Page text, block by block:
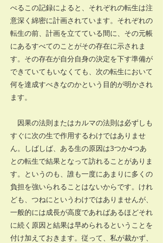
べるこの記録によると、それぞれの転生は注
意深く綿密に計画されています。それぞれの
転生の前、計画を立てている間に、その元帳
にあるすべてのことがその存在に示されま
す。その存在が自分自身の決定を下す準備が
できていてもいなくても、次の転生において
何を達成すべきなのかという目的が明かされ
ます。
因果の法則またはカルマの法則は必ずしも
すぐに次の生で作用するわけではありませ
ん。しばしば、ある生の原因は3つか4つあ
との転生で結果となって訪れることがありま
す。というのも、誰も一度にあまりに多くの
負担を強いられることはないからです。けれ
ども、つねにというわけではありませんが、
一般的には成長が高度であればあるほどそれ
に続く原因と結果は早められるということを
付け加えておきます。従って、私が裁かず、